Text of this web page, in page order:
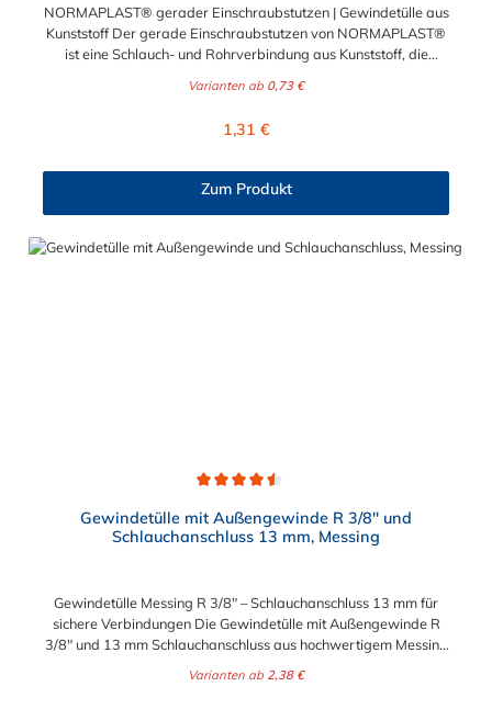
NORMAPLAST® gerader Einschraubstutzen | Gewindetülle aus
Kunststoff Der gerade Einschraubstutzen von NORMAPLAST®
ist eine Schlauch- und Rohrverbindung aus Kunststoff, die
kostengünstig miteinander verbindet. Der gerade
Automobilbau sowie in fast allen Industriebereichen. Diese
der einen Seite, sowie einen Schlauch-Anschlussstutzen auf der
anderen Seite. Der Tannenbaum des Einschraubstutzens
gewährleistet einen sicheren Sitz des Schlauches.
Gegebenenfalls kann eine zusätzliche Sicherung der
Varianten ab 0,73 €
Regulärer Preis:
1,31 €
Zum Produkt
Gewindetülle mit Außengewinde R 3/8" und
Schlauchanschluss 13 mm, Messing
Gewindetülle Messing R 3/8" – Schlauchanschluss 13 mm für
sichere Verbindungen Die Gewindetülle mit Außengewinde R
3/8" und 13 mm Schlauchanschluss aus hochwertigem Messing
Schlauchverbindungen. Dank präziser Fertigung gewährleistet
Varianten ab 2,38 €